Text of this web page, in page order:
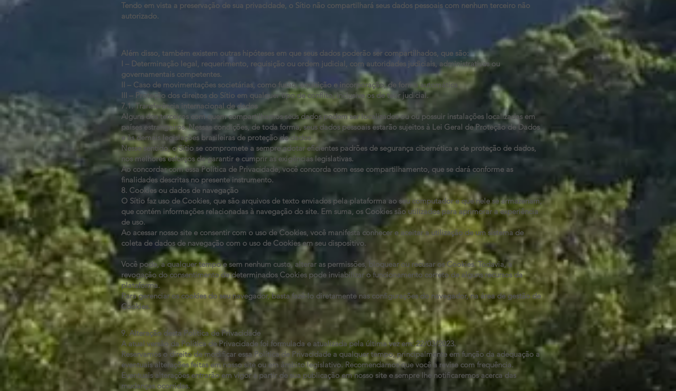
Tendo em vista a preservação de sua privacidade, o Sítio não compartilhará seus dados pessoais com nenhum terceiro não
autorizado.
Além disso, também existem outras hipóteses em que seus dados poderão ser compartilhados, que são:
I – Determinação legal, requerimento, requisição ou ordem judicial, com autoridades judiciais, administrativas ou
governamentais competentes.
II – Caso de movimentações societárias, como fusão, aquisição e incorporação, de forma automática
III – Proteção dos direitos do Sítio em qualquer tipo de conflito, inclusive os de teor judicial.
7.1. Transferência internacional de dados
Alguns dos terceiros com quem compartilhamos seus dados podem ser localizados ou ou possuir instalações localizadas em
países estrangeiros. Nessas condições, de toda forma, seus dados pessoais estarão sujeitos à Lei Geral de Proteção de Dados
e às demais legislações brasileiras de proteção de dados
Nesse sentido, o Sítio se compromete a sempre adotar eficientes padrões de segurança cibernética e de proteção de dados,
nos melhores esforços de garantir e cumprir as exigências legislativas.
Ao concordar com essa Política de Privacidade, você concorda com esse compartilhamento, que se dará conforme as
finalidades descritas no presente instrumento.
8. Cookies ou dados de navegação
O Sítio faz uso de Cookies, que são arquivos de texto enviados pela plataforma ao seu computador e que nele se armazenam,
que contém informações relacionadas à navegação do site. Em suma, os Cookies são utilizados para aprimorar a experiência
de uso.
Ao acessar nosso site e consentir com o uso de Cookies, você manifesta conhecer e aceitar a utilização de um sistema de
coleta de dados de navegação com o uso de Cookies em seu dispositivo.
Você pode, a qualquer tempo e sem nenhum custo, alterar as permissões, bloquear ou recusar os Cookies. Todavia, a
revogação do consentimento de determinados Cookies pode inviabilizar o funcionamento correto de alguns recursos da
plataforma.
Para gerenciar os cookies do seu navegador, basta fazê-lo diretamente nas configurações do navegador, na área de gestão de
Cookies.
9. Alteração desta Política de Privacidade
A atual versão da Política de Privacidade foi formulada e atualizada pela última vez em: 22/03/2023.
Reservamos o direito de modificar essa Política de Privacidade a qualquer tempo, principalmente em função da adequação a
eventuais alterações feitas em nosso site ou em âmbito legislativo. Recomendamos que você a revise com frequência.
Eventuais alterações entrarão em vigor a partir de sua publicação em nosso site e sempre lhe notificaremos acerca das
mudanças ocorridas.